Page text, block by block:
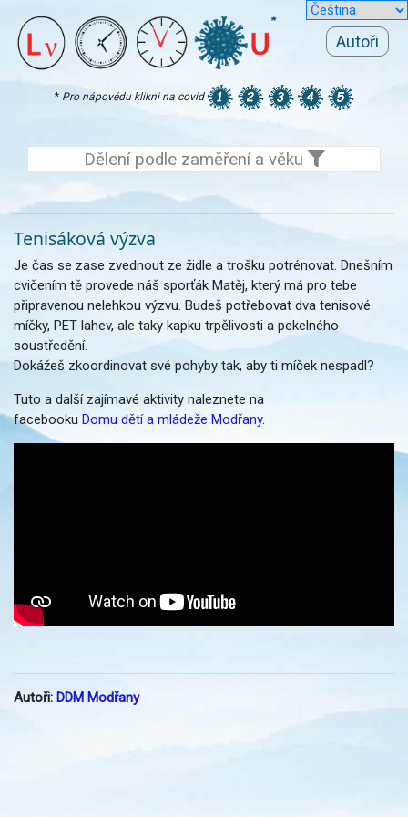
Autoři
* Pro nápovědu klikni na covid
Dělení podle zaměření a věku
Tenisáková výzva
Je čas se zase zvednout ze židle a trošku potrénovat. Dnešním
cvičením tě provede náš sporťák Matěj, který má pro tebe
připravenou nelehkou výzvu. Budeš potřebovat dva tenisové
míčky, PET lahev, ale taky kapku trpělivosti a pekelného
soustředění.
Dokážeš zkoordinovat své pohyby tak, aby ti míček nespadl?
Tuto a další zajímavé aktivity naleznete na
facebooku Domu dětí a mládeže Modřany.
Autoři: DDM Modřany